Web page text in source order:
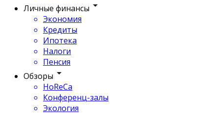
Личные финансы
Экономия
Кредиты
Ипотека
Налоги
Пенсия
Обзоры
HoReCa
Конференц-залы
Экология